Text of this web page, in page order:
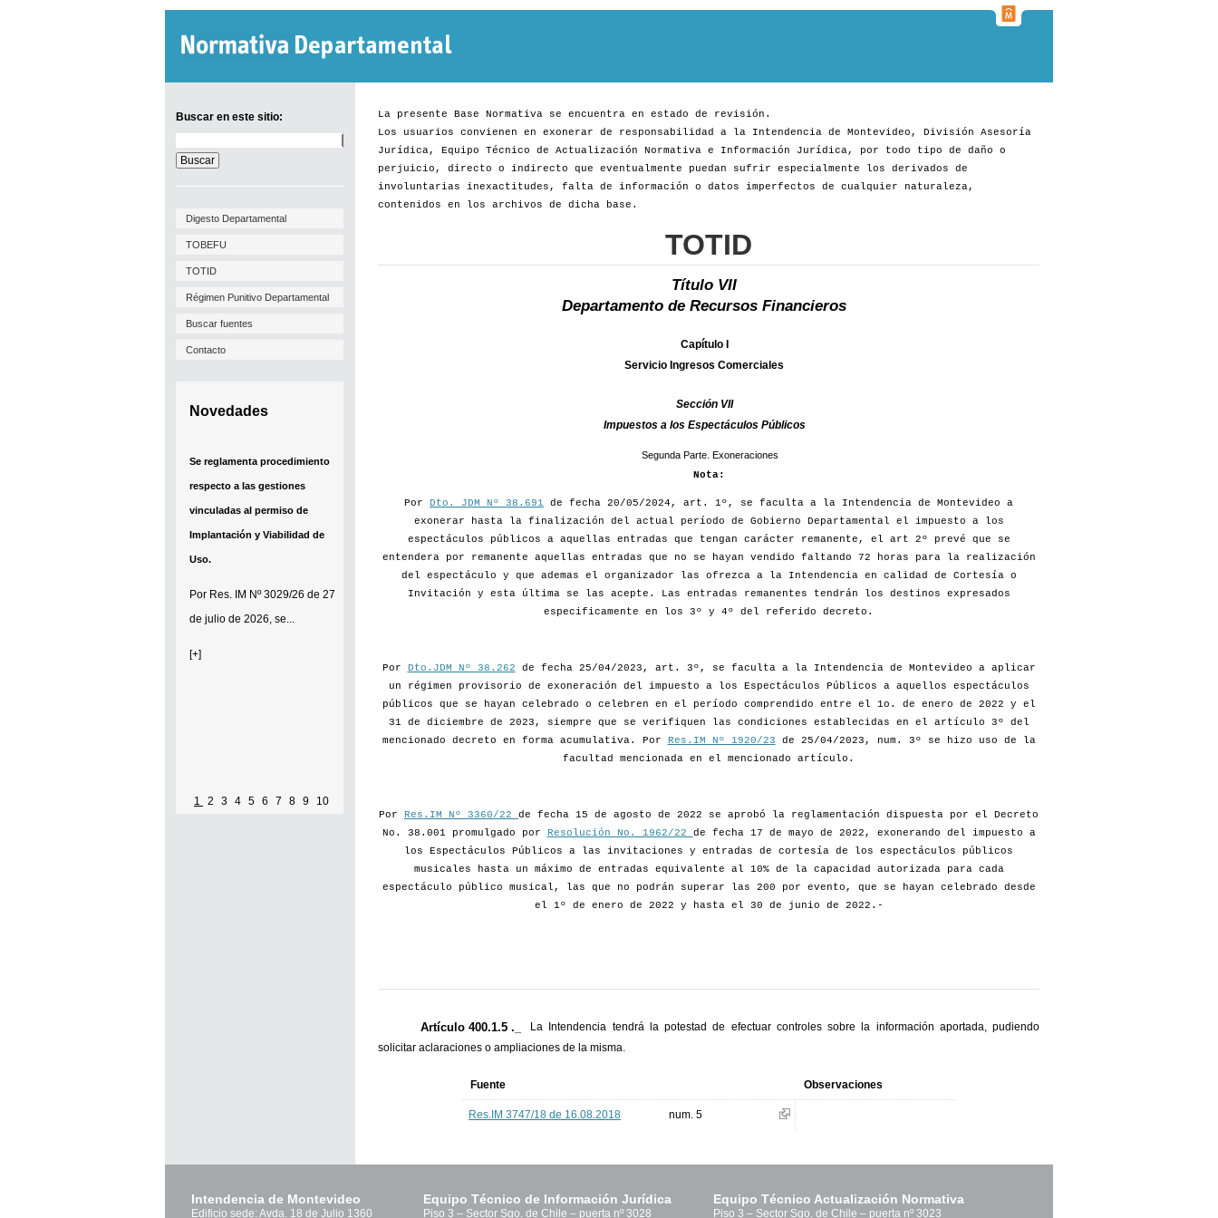
Buscar en este sitio:
en
este
sitio:
Digesto Departamental
TOBEFU
TOTID
Régimen Punitivo Departamental
Buscar fuentes
Contacto
Novedades
Se reglamenta procedimiento
respecto a las gestiones
vinculadas al permiso de
Implantación y Viabilidad de
Uso.
Por Res. IM Nº 3029/26 de 27
de julio de 2026, se...
[+]
1 2 3 4 5 6 7 8 9 10
La presente Base Normativa se encuentra en estado de revisión.
Los usuarios convienen en exonerar de responsabilidad a la Intendencia de Montevideo, División Asesoría
Jurídica, Equipo Técnico de Actualización Normativa e Información Jurídica, por todo tipo de daño o
perjuicio, directo o indirecto que eventualmente puedan sufrir especialmente los derivados de
involuntarias inexactitudes, falta de información o datos imperfectos de cualquier naturaleza,
contenidos en los archivos de dicha base.
TOTID
Título VII
Departamento de Recursos Financieros
Capítulo I
Servicio Ingresos Comerciales
Sección VII
Impuestos a los Espectáculos Públicos
Segunda Parte. Exoneraciones
Nota:
Por Dto. JDM Nº 38.691 de fecha 20/05/2024, art. 1º, se faculta a la Intendencia de Montevideo a
exonerar hasta la finalización del actual período de Gobierno Departamental el impuesto a los
espectáculos públicos a aquellas entradas que tengan carácter remanente, el art 2º prevé que se
entendera por remanente aquellas entradas que no se hayan vendido faltando 72 horas para la realización
del espectáculo y que ademas el organizador las ofrezca a la Intendencia en calidad de Cortesía o
Invitación y esta última se las acepte. Las entradas remanentes tendrán los destinos expresados
especificamente en los 3º y 4º del referido decreto.
Por Dto.JDM Nº 38.262 de fecha 25/04/2023, art. 3º, se faculta a la Intendencia de Montevideo a aplicar
un régimen provisorio de exoneración del impuesto a los Espectáculos Públicos a aquellos espectáculos
públicos que se hayan celebrado o celebren en el período comprendido entre el 1o. de enero de 2022 y el
31 de diciembre de 2023, siempre que se verifiquen las condiciones establecidas en el artículo 3º del
mencionado decreto en forma acumulativa. Por Res.IM Nº 1920/23 de 25/04/2023, num. 3º se hizo uso de la
facultad mencionada en el mencionado artículo.
Por Res.IM Nº 3360/22 de fecha 15 de agosto de 2022 se aprobó la reglamentación dispuesta por el Decreto
No. 38.001 promulgado por Resolución No. 1962/22 de fecha 17 de mayo de 2022, exonerando del impuesto a
los Espectáculos Públicos a las invitaciones y entradas de cortesía de los espectáculos públicos
musicales hasta un máximo de entradas equivalente al 10% de la capacidad autorizada para cada
espectáculo público musical, las que no podrán superar las 200 por evento, que se hayan celebrado desde
el 1º de enero de 2022 y hasta el 30 de junio de 2022.-
Artículo 400.1.5 ._
La Intendencia tendrá la potestad de efectuar controles sobre la información aportada, pudiendo
solicitar aclaraciones o ampliaciones de la misma.
Fuente Observaciones
Res.IM 3747/18 de 16.08.2018 num. 5
Intendencia de Montevideo
Edificio sede: Avda. 18 de Julio 1360
Equipo Técnico Actualización Normativa
Piso 3 – Sector Sgo. de Chile – puerta nº 3023
Equipo Técnico de Información Jurídica
Piso 3 – Sector Sgo. de Chile – puerta nº 3028